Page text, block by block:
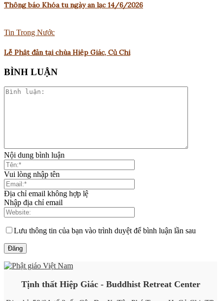
Thông báo Khóa tu ngày an lạc 14/6/2026
Tin Trong Nước
Lễ Phật đản tại chùa Hiệp Giác, Củ Chi
BÌNH LUẬN
Nội dung bình luận
Vui lòng nhập tên
Địa chỉ email không hợp lệ
Nhập địa chỉ email
Lưu thông tin của bạn vào trình duyệt để bình luận lần sau
Tịnh thất Hiệp Giác - Buddhist Retreat Center